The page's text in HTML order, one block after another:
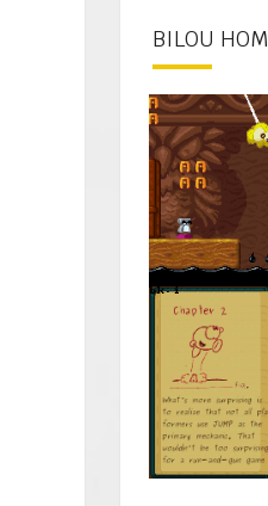
BILOU